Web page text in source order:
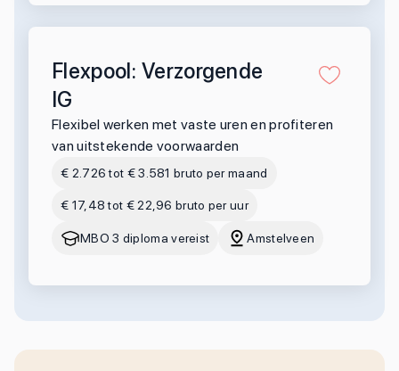
Flexpool: Verzorgende
IG
Flexibel werken met vaste uren en profiteren
van uitstekende voorwaarden
€ 2.726 tot € 3.581 bruto per maand
€ 17,48 tot € 22,96 bruto per uur
MBO 3 diploma vereist Amstelveen